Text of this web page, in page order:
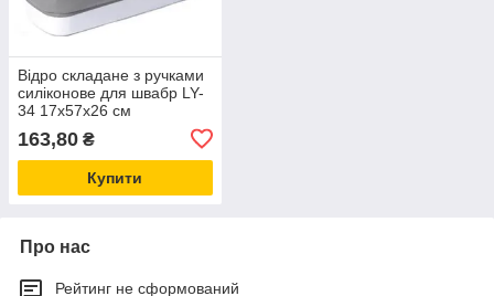
Відро складане з ручками
силіконове для швабр LY-
34 17х57х26 см
163,80 ₴
Купити
Про нас
Рейтинг не сформований